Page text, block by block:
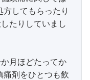
してもらったり
たりしていまし
月ほどたってか
痛剤をひとつも飲